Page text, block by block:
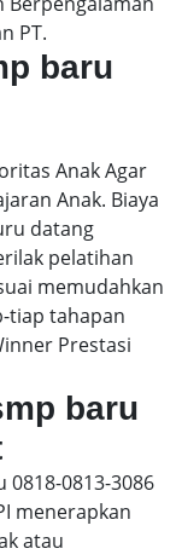
PT.
baru
Anak Agar
Anak. Biaya
datang
pelatihan
memudahkan
tiap tahapan
Prestasi
baru
0818-0813-3086
menerapkan
atau